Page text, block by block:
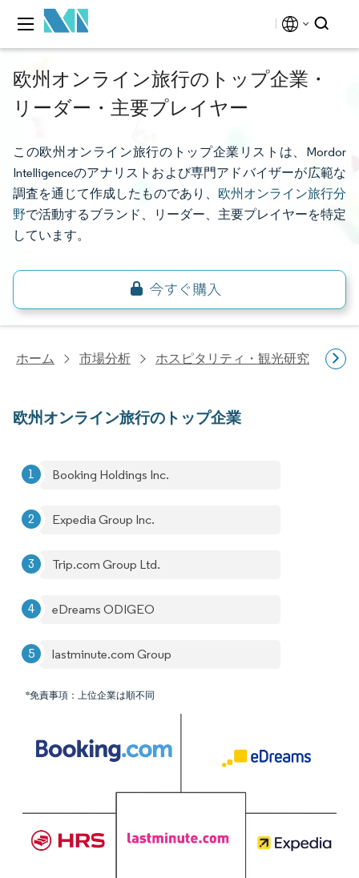
欧州オンライン旅行のトップ企業・
リーダー・主要プレイヤー
この欧州オンライン旅行のトップ企業リストは、Mordor
Intelligenceのアナリストおよび専門アドバイザーが広範な
調査を通じて作成したものであり、 欧州オンライン旅行分
野で活動するブランド、リーダー、主要プレイヤーを特定
しています。
ホーム 市場分析 ホスピタリティ・観光研究 旅
欧州オンライン旅行のトップ企業
Booking Holdings Inc.
Expedia Group Inc.
Trip.com Group Ltd.
eDreams ODIGEO
lastminute.com Group
*免責事項：上位企業は順不同